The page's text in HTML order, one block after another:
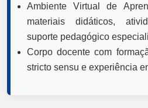
Ambiente Virtual de
materiais didáticos,
suporte pedagógico
Corpo docente com
stricto sensu e experiência